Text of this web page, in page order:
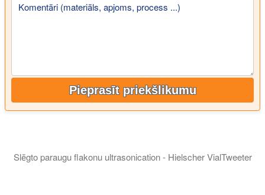
Komentāri (materiāls, apjoms, process ...)
Pieprasīt priekšlikumu
Slēgto paraugu flakonu ultrasonication - Hielscher VialTweeter